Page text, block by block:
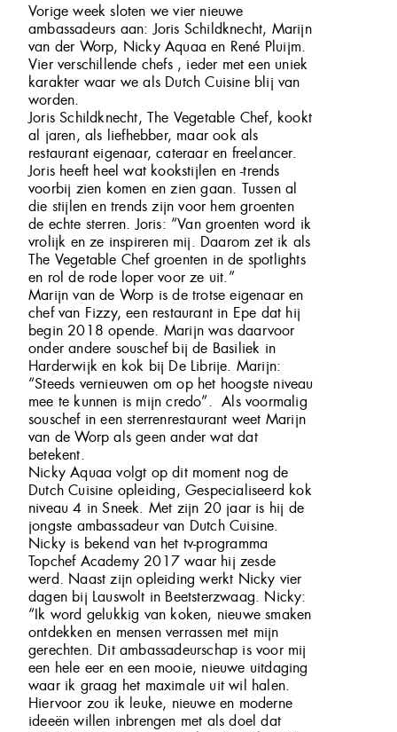
Vorige week sloten we vier nieuwe
ambassadeurs aan: Joris Schildknecht, Marijn
van der Worp, Nicky Aquaa en René Pluijm.
Vier verschillende chefs , ieder met een uniek
karakter waar we als Dutch Cuisine blij van
worden.
Joris Schildknecht, The Vegetable Chef, kookt
al jaren, als liefhebber, maar ook als
restaurant eigenaar, cateraar en freelancer.
Joris heeft heel wat kookstijlen en -trends
voorbij zien komen en zien gaan. Tussen al
die stijlen en trends zijn voor hem groenten
de echte sterren. Joris: “Van groenten word ik
vrolijk en ze inspireren mij. Daarom zet ik als
The Vegetable Chef groenten in de spotlights
en rol de rode loper voor ze uit.”
Marijn van de Worp is de trotse eigenaar en
chef van Fizzy, een restaurant in Epe dat hij
begin 2018 opende. Marijn was daarvoor
onder andere souschef bij de Basiliek in
Harderwijk en kok bij De Librije. Marijn:
“Steeds vernieuwen om op het hoogste niveau
mee te kunnen is mijn credo”. Als voormalig
souschef in een sterrenrestaurant weet Marijn
van de Worp als geen ander wat dat
betekent.
Nicky Aquaa volgt op dit moment nog de
Dutch Cuisine opleiding, Gespecialiseerd kok
niveau 4 in Sneek. Met zijn 20 jaar is hij de
jongste ambassadeur van Dutch Cuisine.
Nicky is bekend van het tv-programma
Topchef Academy 2017 waar hij zesde
werd. Naast zijn opleiding werkt Nicky vier
dagen bij Lauswolt in Beetsterzwaag. Nicky:
“Ik word gelukkig van koken, nieuwe smaken
ontdekken en mensen verrassen met mijn
gerechten. Dit ambassadeurschap is voor mij
een hele eer en een mooie, nieuwe uitdaging
waar ik graag het maximale uit wil halen.
Hiervoor zou ik leuke, nieuwe en moderne
ideeën willen inbrengen met als doel dat